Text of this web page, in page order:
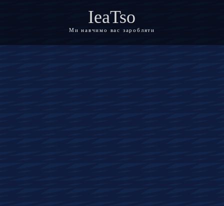
IeaTso
Ми навчимо вас заробляти